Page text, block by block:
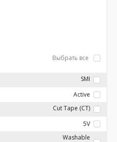
Выбрать все
SMI
Active
Cut Tape (CT)
5V
Washable